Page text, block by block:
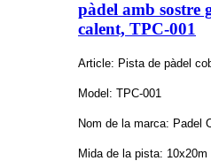
pàdel amb sostre
calent, TPC-001
Article: Pista de pàdel
Model: TPC-001
Nom de la marca: Padel
Mida de la pista: 10x20m